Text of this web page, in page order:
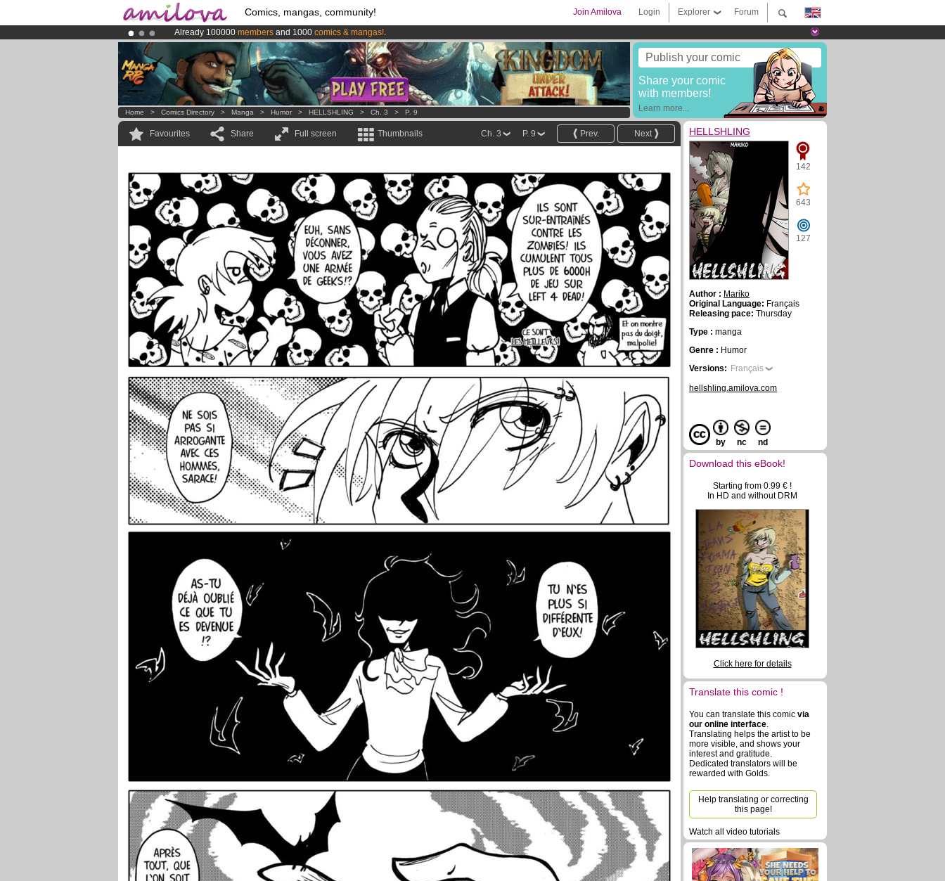
Comics, mangas, community! Forum
Explorer
Login
Join Amilova
Already 100000 members and 1000 comics & mangas!.
AmilovaKickstarter is now LIVE!.
Premium membership from3.95 euros per month !Get membership now
Publish your comic
Share your comic
with members!
Learn more...
Home > Comics Directory > Manga > Humor > HELLSHLING > Ch. 3 > P. 9
Favourites Share Full screen Thumbnails Next
Prev.
P. 9
Ch. 3 HELLSHLING
142
643
127
Author : Mariko
Original Language: Français
Releasing pace: Thursday
Type : manga
Genre : Humor
Versions: Français
hellshling.amilova.com
by nc nd
Download this eBook!
Starting from 0.99 € !
In HD and without DRM
Click here for details
Translate this comic !
You can translate this comic via
our online interface.
Translating helps the artist to be
more visible, and shows your
interest and gratitude.
Dedicated translators will be
rewarded with Golds.
Help translating or correcting
this page!
Watch all video tutorials